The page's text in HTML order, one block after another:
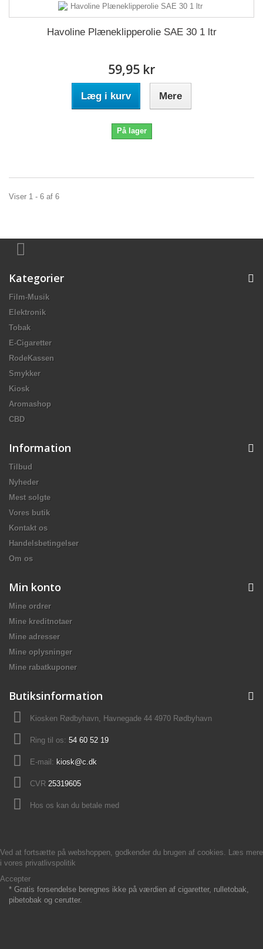
Havoline Plæneklipperolie SAE 30 1 ltr
59,95 kr
Læg i kurv Mere
På lager
Viser 1 - 6 af 6
Kategorier
Film-Musik
Elektronik
Tobak
E-Cigaretter
RodeKassen
Smykker
Kiosk
Aromashop
CBD
Information
Tilbud
Nyheder
Mest solgte
Vores butik
Kontakt os
Handelsbetingelser
Om os
Min konto
Mine ordrer
Mine kreditnotaer
Mine adresser
Mine oplysninger
Mine rabatkuponer
Butiksinformation
Kiosken Rødbyhavn, Havnegade 44 4970 Rødbyhavn
Ring til os: 54 60 52 19
E-mail: kiosk@c.dk
CVR 25319605
Hos os kan du betale med
Ved at fortsætte på webshoppen, godkender du brugen af cookies. Læs mere
i vores privatlivspolitik
Accepter
* Gratis forsendelse beregnes ikke på værdien af cigaretter, rulletobak,
pibetobak og cerutter.